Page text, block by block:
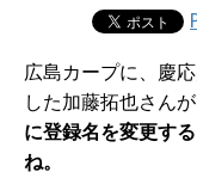
広島カープに、慶
した加藤拓也さんが
に登録名を変更す
ね。